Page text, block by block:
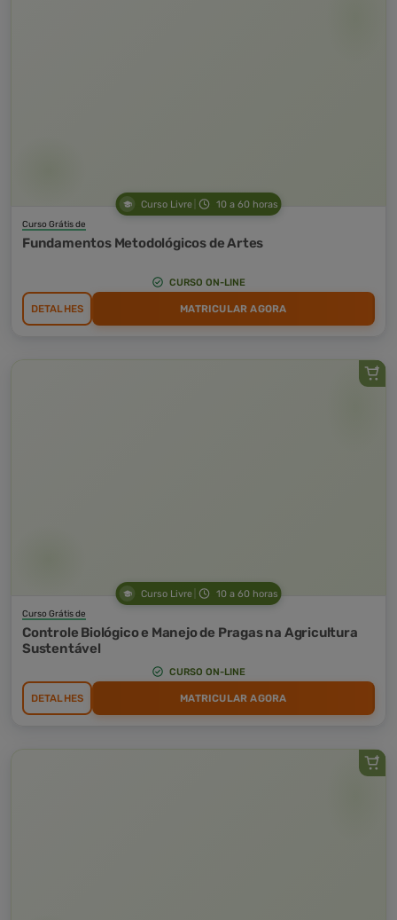
Curso Livre 10 a 60 horas
Curso Grátis de
Fundamentos Metodológicos de Artes
CURSO ON-LINE
DETALHES MATRICULAR AGORA
Curso Livre 10 a 60 horas
Curso Grátis de
Controle Biológico e Manejo de Pragas na Agricultura
Sustentável
CURSO ON-LINE
DETALHES MATRICULAR AGORA